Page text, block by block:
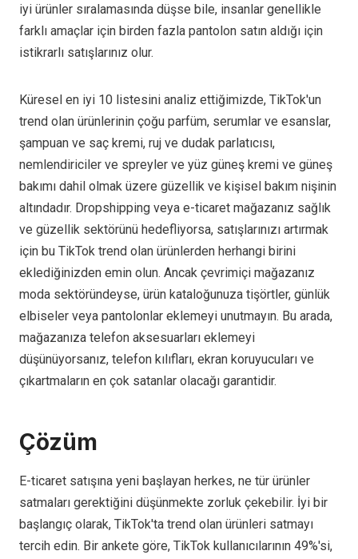
iyi ürünler sıralamasında düşse bile, insanlar genellikle
farklı amaçlar için birden fazla pantolon satın aldığı için
istikrarlı satışlarınız olur.
Küresel en iyi 10 listesini analiz ettiğimizde, TikTok'un
trend olan ürünlerinin çoğu parfüm, serumlar ve esanslar,
şampuan ve saç kremi, ruj ve dudak parlatıcısı,
nemlendiriciler ve spreyler ve yüz güneş kremi ve güneş
bakımı dahil olmak üzere güzellik ve kişisel bakım nişinin
altındadır. Dropshipping veya e-ticaret mağazanız sağlık
ve güzellik sektörünü hedefliyorsa, satışlarınızı artırmak
için bu TikTok trend olan ürünlerden herhangi birini
eklediğinizden emin olun. Ancak çevrimiçi mağazanız
moda sektöründeyse, ürün kataloğunuza tişörtler, günlük
elbiseler veya pantolonlar eklemeyi unutmayın. Bu arada,
mağazanıza telefon aksesuarları eklemeyi
düşünüyorsanız, telefon kılıfları, ekran koruyucuları ve
çıkartmaların en çok satanlar olacağı garantidir.
Çözüm
E-ticaret satışına yeni başlayan herkes, ne tür ürünler
satmaları gerektiğini düşünmekte zorluk çekebilir. İyi bir
başlangıç olarak, TikTok'ta trend olan ürünleri satmayı
tercih edin. Bir ankete göre, TikTok kullanıcılarının 49%'si,